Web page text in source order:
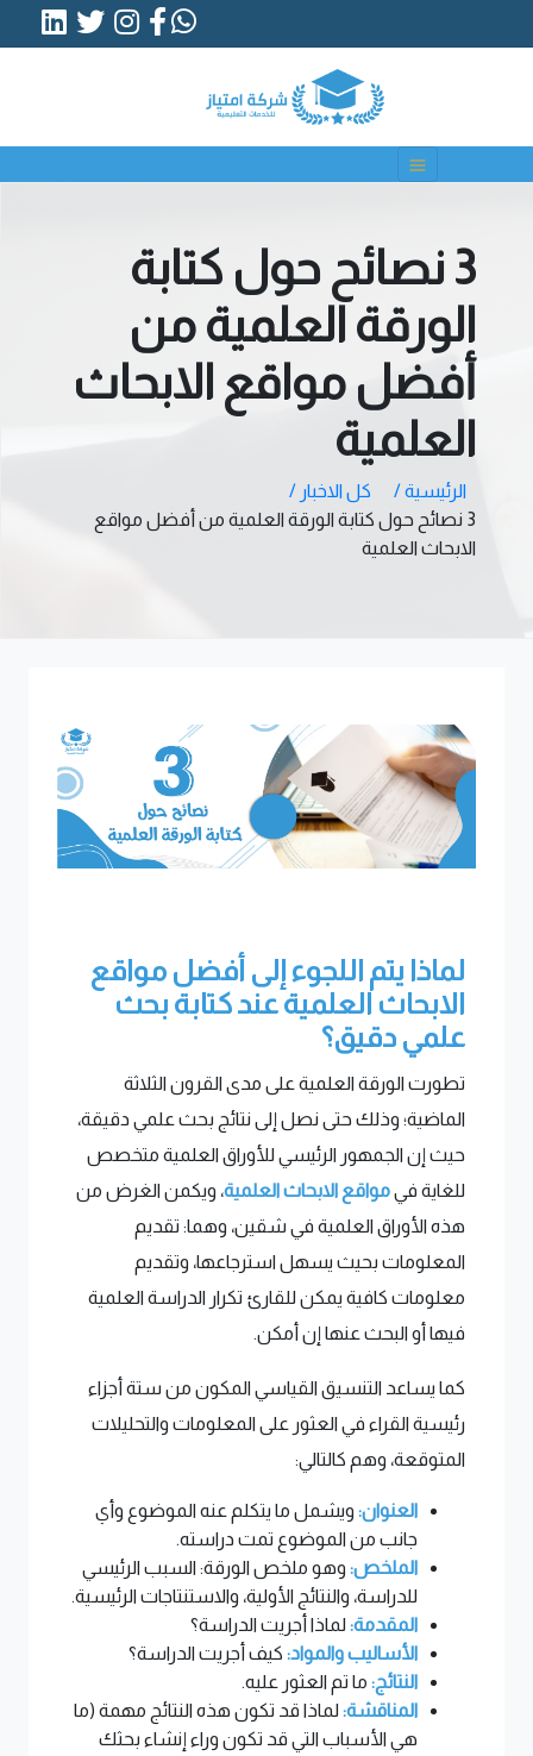
3 نصائح حول كتابة
الورقة العلمية من
أفضل مواقع الابحاث
العلمية
الرئيسية /
كل الاخبار /
3 نصائح حول كتابة الورقة العلمية من أفضل مواقع
الابحاث العلمية
لماذا يتم اللجوء إلى أفضل مواقع
الابحاث العلمية عند كتابة بحث
علمي دقيق؟
تطورت الورقة العلمية على مدى القرون الثلاثة
الماضية؛ وذلك حتى نصل إلى نتائج بحث علمي دقيقة،
حيث إن الجمهور الرئيسي للأوراق العلمية متخصص
للغاية فيمواقع الابحاث العلمية، ويكمن الغرض من
هذه الأوراق العلمية في شقين، وهما: تقديم
المعلومات بحيث يسهل استرجاعها، وتقديم
معلومات كافية يمكن للقارئ تكرار الدراسة العلمية
فيها أو البحث عنها إن أمكن.
كما يساعد التنسيق القياسي المكون من ستة أجزاء
رئيسية القراء في العثور على المعلومات والتحليلات
المتوقعة، وهم كالتالي:
العنوان: ويشمل ما يتكلم عنه الموضوع وأي
جانب من الموضوع تمت دراسته.
الملخص: وهو ملخص الورقة: السبب الرئيسي
للدراسة، والنتائج الأولية، والاستنتاجات الرئيسية.
المقدمة: لماذا أجريت الدراسة؟
الأساليب والمواد: كيف أجريت الدراسة؟
النتائج: ما تم العثور عليه.
المناقشة: لماذا قد تكون هذه النتائج مهمة (ما
هي الأسباب التي قد تكون وراء إنشاء بحثك